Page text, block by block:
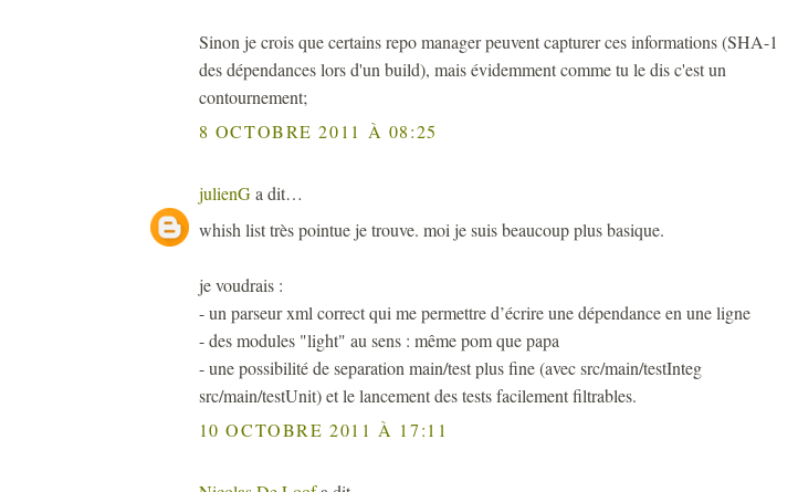
Sinon je crois que certains repo manager peuvent capturer ces informations (SHA-1
des dépendances lors d'un build), mais évidemment comme tu le dis c'est un
contournement;
8 OCTOBRE 2011 À 08:25
julienGa dit…
whish list très pointue je trouve. moi je suis beaucoup plus basique.
je voudrais :
- un parseur xml correct qui me permettre d’écrire une dépendance en une ligne
- des modules "light" au sens : même pom que papa
- une possibilité de separation main/test plus fine (avec src/main/testInteg
src/main/testUnit) et le lancement des tests facilement filtrables.
10 OCTOBRE 2011 À 17:11